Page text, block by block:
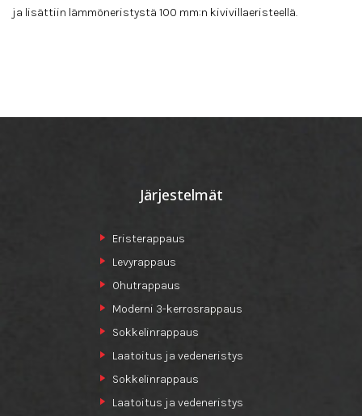
ja lisättiin lämmöneristystä 100 mm:n kivivillaeristeellä.
Järjestelmät
Eristerappaus
Levyrappaus
Ohutrappaus
Moderni 3-kerrosrappaus
Sokkelinrappaus
Laatoitus ja vedeneristys
Sokkelinrappaus
Laatoitus ja vedeneristys